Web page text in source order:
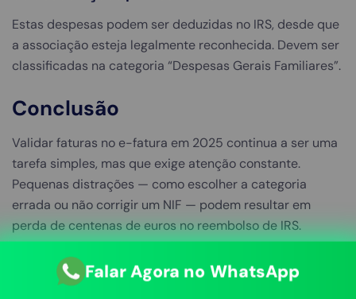
Estas despesas podem ser deduzidas no IRS, desde que
a associação esteja legalmente reconhecida. Devem ser
classificadas na categoria “Despesas Gerais Familiares”.
Conclusão
Validar faturas no e-fatura em 2025 continua a ser uma
tarefa simples, mas que exige atenção constante.
Pequenas distrações — como escolher a categoria
errada ou não corrigir um NIF — podem resultar em
perda de centenas de euros no reembolso de IRS.
A organização fiscal não se faz em cima do prazo. Faz-se
todos os meses. Se não tem tempo, conhecimento
Falar Agora no WhatsApp